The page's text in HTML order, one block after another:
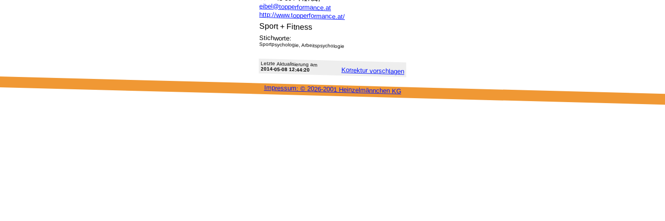
eibel@topperformance.at
http://www.topperformance.at/
Sport + Fitness
Stichworte:
Sportpsychologie, Arbeitspsychologie
Letzte Aktu­alisie­rung am
2014-05-08 12:44:20 Korrektur vor­schlagen
Impressum: © 2026-2001 Heinzel­männchen KG